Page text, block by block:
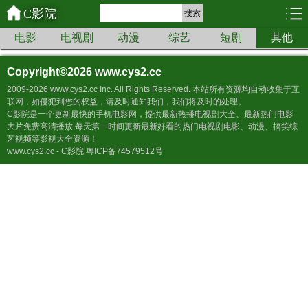
C影院 搜索
电影 电视剧 动漫 综艺 短剧 其他
Copyright©2026 www.cys2.cc
2009-2026 www.cys2.cc Inc. All Rights Reserved. 本站所有资源均自动收集于互
联网，如侵犯到您的权益，请及时通知我们，我们将及时的处理。
C影院是一个更新最快的手机电影网，提供最新热播电视剧大全、最新热门电影
大片免费高清播放,每天第一时间更新最新好看的热门电视剧电影、动漫、搞笑综
艺视频等影视大全资源！
www.cys2.cc - C影院 粤ICP备74579512号